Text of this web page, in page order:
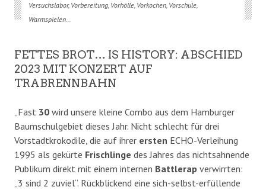
Versuchslabor, Vorbereitung, Vorhölle, Vorkochen, Vorschule,
Warmspielen…
FETTES BROT… IS HISTORY: ABSCHIED
2023 MIT KONZERT AUF
TRABRENNBAHN
„Fast 30 wird unsere kleine Combo aus dem Hamburger
Baumschulgebiet dieses Jahr. Nicht schlecht für drei
Vorstadtkrokodile, die auf ihrer ersten ECHO-Verleihung
1995 als gekürte Frischlinge des Jahres das nichtsahnende
Publikum direkt mit einem internen Battlerap verwirrten:
„3 sind 2 zuviel“. Rückblickend eine sich-selbst-erfüllende